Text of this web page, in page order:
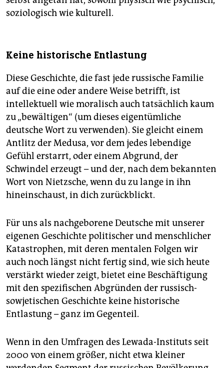
soziologisch wie kulturell.
Keine historische Entlastung
Diese Geschichte, die fast jede russische Familie
auf die eine oder andere Weise betrifft, ist
intellektuell wie moralisch auch tatsächlich kaum
zu „bewältigen“ (um dieses eigentümliche
deutsche Wort zu verwenden). Sie gleicht einem
Antlitz der Medusa, vor dem jedes lebendige
Gefühl erstarrt, oder einem Abgrund, der
Schwindel erzeugt – und der, nach dem bekannten
Wort von Nietzsche, wenn du zu lange in ihn
hineinschaust, in dich zurückblickt.
Für uns als nachgeborene Deutsche mit unserer
eigenen Geschichte politischer und menschlicher
Katastrophen, mit deren mentalen Folgen wir
auch noch längst nicht fertig sind, wie sich heute
verstärkt wieder zeigt, bietet eine Beschäftigung
mit den spezifischen Abgründen der russisch-
sowjetischen Geschichte keine historische
Entlastung – ganz im Gegenteil.
Wenn in den ­Umfragen des Lewada-Instituts seit
2000 von einem größer, nicht etwa kleiner